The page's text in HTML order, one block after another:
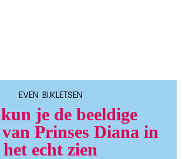
EVEN BIJKLETSEN
je de beeldige
Prinses Diana in
het echt zien